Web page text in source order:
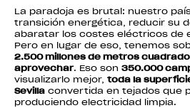
La paradoja es brutal: nuestro
transición energética, reducir su
abaratar los costes eléctricos de
Pero en lugar de eso, tenemos
2.500 millones de metros
aprovechar. Eso son 350.000
visualizarlo mejor, toda la
Sevilla convertida en tejados que
produciendo electricidad limpia.